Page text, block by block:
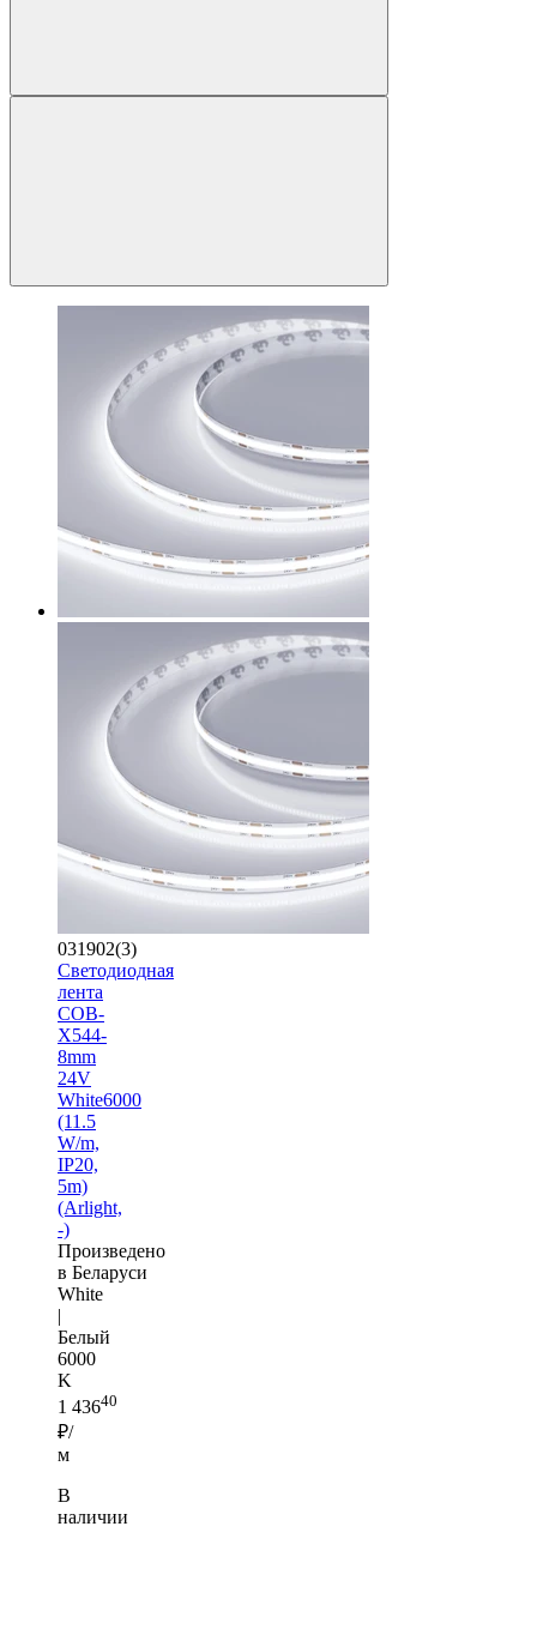
031902(3)
Светодиодная
лента
COB-
X544-
8mm
24V
White6000
(11.5
W/m,
IP20,
5m)
(Arlight,
-)
Произведено
в Беларуси
White
|
Белый
6000
K
1 43640
₽/
м
В
наличии